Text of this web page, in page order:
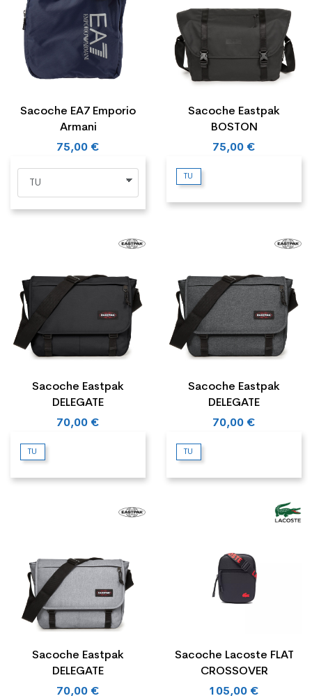
Sacoche EA7 Emporio
Armani
75,00 €
Sacoche Eastpak
BOSTON
75,00 €
TU
Sacoche Eastpak
DELEGATE
70,00 €
TU
Sacoche Eastpak
DELEGATE
70,00 €
TU
Sacoche Eastpak
DELEGATE
70,00 €
Sacoche Lacoste FLAT
CROSSOVER
105,00 €